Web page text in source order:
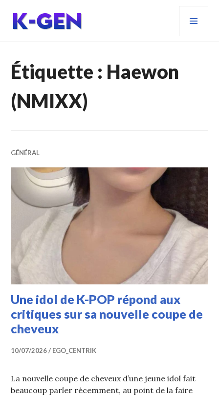
contenu
principal
K-GEN
Étiquette : Haewon
(NMIXX)
GÉNÉRAL
Une idol de K-POP répond aux
critiques sur sa nouvelle coupe de
cheveux
10/07/2026 EGO_CENTRIK
La nouvelle coupe de cheveux d’une jeune idol fait
beaucoup parler récemment, au point de la faire